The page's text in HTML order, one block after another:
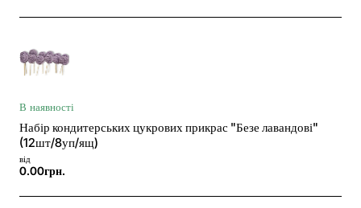
В наявності
Набір кондитерських цукрових прикрас "Безе лавандові"
(12шт/8уп/ящ)
від
0.00грн.